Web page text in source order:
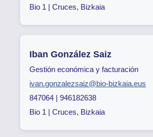
Bio 1 | Cruces, Bizkaia
Iban González Saiz
Gestión económica y facturación
ivan.gonzalezsaiz@bio-bizkaia.eus
847064 | 946182638
Bio 1 | Cruces, Bizkaia